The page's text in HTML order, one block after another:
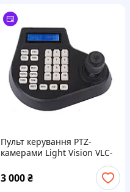
Пульт керування PTZ-
камерами Light Vision VLC-
3 000₴